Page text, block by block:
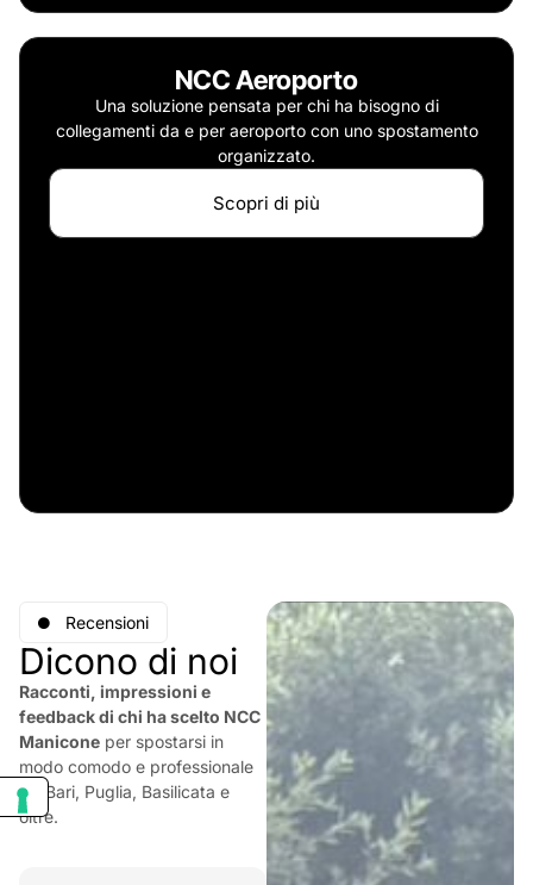
NCC Aeroporto
Una soluzione pensata per chi ha bisogno di
collegamenti da e per aeroporto con uno spostamento
organizzato.
Scopri di più
Recensioni
Dicono di noi
Racconti, impressioni e
feedback di chi ha scelto NCC
Manicone per spostarsi in
modo comodo e professionale
tra Bari, Puglia, Basilicata e
oltre.